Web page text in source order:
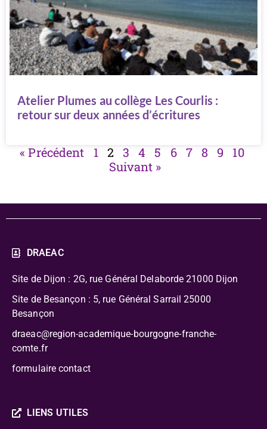
Atelier Plumes au collège Les Courlis :
retour sur deux années d’écritures
« Précédent 1 2 3 4 5 6 7 8 9
10
Suivant »
DRAEAC
Site de Dijon : 2G, rue Général Delaborde 21000 Dijon
Site de Besançon : 5, rue Général Sarrail 25000
Besançon
draeac@region-academique-bourgogne-franche-
comte.fr
formulaire contact
LIENS UTILES